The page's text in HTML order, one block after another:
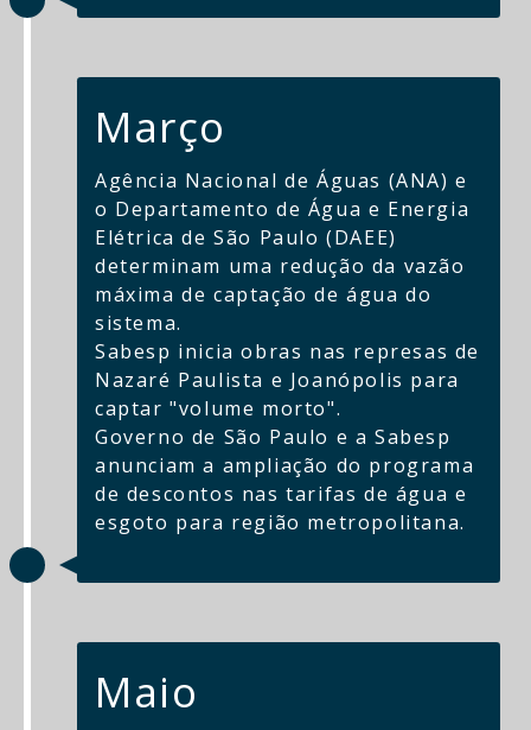
Março
Agência Nacional de Águas (ANA) e
o Departamento de Água e Energia
Elétrica de São Paulo (DAEE)
determinam uma redução da vazão
máxima de captação de água do
sistema.
Sabesp inicia obras nas represas de
Nazaré Paulista e Joanópolis para
captar "volume morto".
Governo de São Paulo e a Sabesp
anunciam a ampliação do programa
de descontos nas tarifas de água e
esgoto para região metropolitana.
Maio